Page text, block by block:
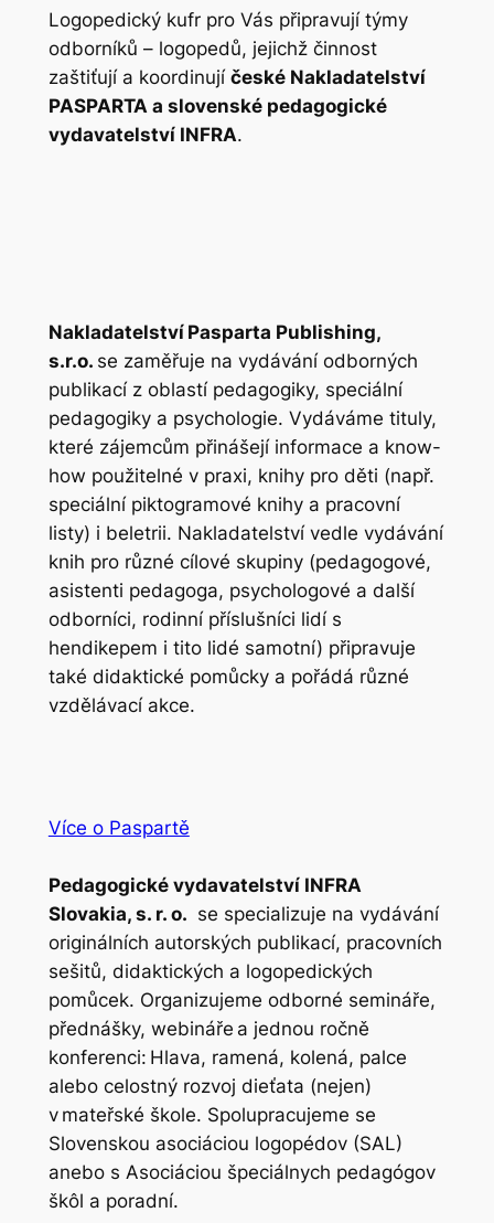
Logopedický kufr pro Vás připravují týmy
odborníků – logopedů, jejichž činnost
zaštiťují a koordinují české Nakladatelství
PASPARTA a slovenské pedagogické
vydavatelství INFRA.
Nakladatelství Pasparta Publishing,
s.r.o. se zaměřuje na vydávání odborných
publikací z oblastí pedagogiky, speciální
pedagogiky a psychologie. Vydáváme tituly,
které zájemcům přinášejí informace a know-
how použitelné v praxi, knihy pro děti (např.
speciální piktogramové knihy a pracovní
listy) i beletrii. Nakladatelství vedle vydávání
knih pro různé cílové skupiny (pedagogové,
asistenti pedagoga, psychologové a další
odborníci, rodinní příslušníci lidí s
hendikepem i tito lidé samotní) připravuje
také didaktické pomůcky a pořádá různé
vzdělávací akce.
Více o Paspartě
Pedagogické vydavatelství INFRA
Slovakia, s. r. o. se specializuje na vydávání
originálních autorských publikací, pracovních
sešitů, didaktických a logopedických
pomůcek. Organizujeme odborné semináře,
přednášky, webináře a jednou ročně
konferenci: Hlava, ramená, kolená, palce
alebo celostný rozvoj dieťata (nejen)
v mateřské škole. Spolupracujeme se
Slovenskou asociáciou logopédov (SAL)
anebo s Asociáciou špeciálnych pedagógov
škôl a poradní.